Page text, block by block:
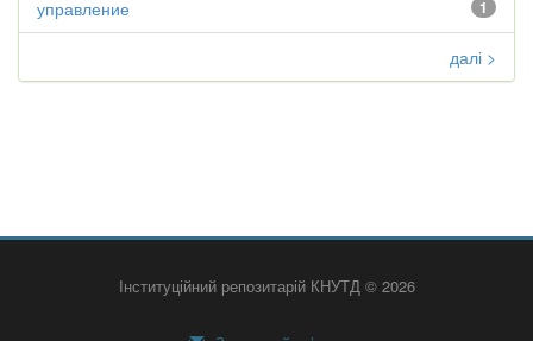
1
управление
далі >
Інституційний репозитарій КНУТД © 2026